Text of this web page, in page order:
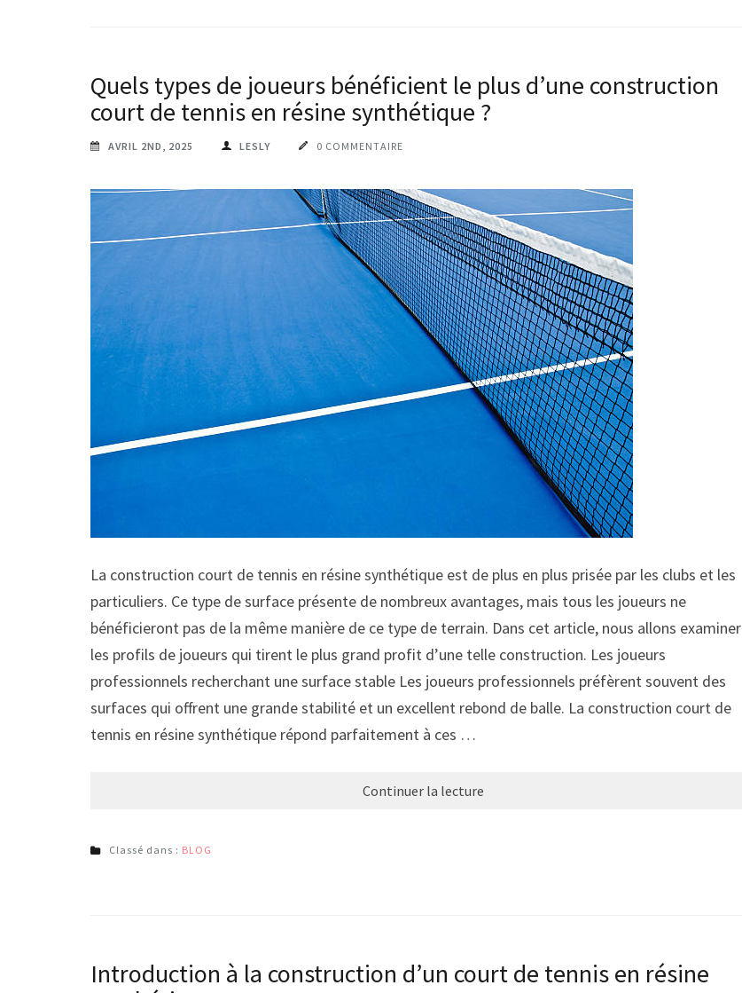
Quels types de joueurs bénéficient le plus d’une construction
court de tennis en résine synthétique ?
AVRIL 2ND, 2025 LESLY 0 COMMENTAIRE
La construction court de tennis en résine synthétique est de plus en plus prisée par les clubs et les
particuliers. Ce type de surface présente de nombreux avantages, mais tous les joueurs ne
bénéficieront pas de la même manière de ce type de terrain. Dans cet article, nous allons examiner
les profils de joueurs qui tirent le plus grand profit d’une telle construction. Les joueurs
professionnels recherchant une surface stable Les joueurs professionnels préfèrent souvent des
surfaces qui offrent une grande stabilité et un excellent rebond de balle. La construction court de
tennis en résine synthétique répond parfaitement à ces …
Continuer la lecture
Classé dans : BLOG
Introduction à la construction d’un court de tennis en résine